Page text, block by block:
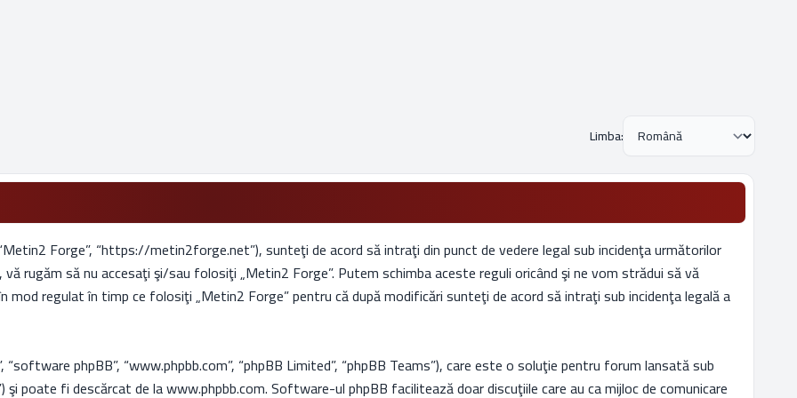
Limba:
Forge”, “https://metin2forge.net”), sunteţi de acord să intraţi din punct de vedere legal sub incidenţa următorilor
rugăm să nu accesaţi şi/sau folosiţi „Metin2 Forge”. Putem schimba aceste reguli oricând şi ne vom strădui să vă
regulat în timp ce folosiţi „Metin2 Forge” pentru că după modificări sunteţi de acord să intraţi sub incidenţa legală a
phpBB”, “www.phpbb.com”, “phpBB Limited”, “phpBB Teams”), care este o soluţie pentru forum lansată sub
şi poate fi descărcat de lawww.phpbb.com. Software-ul phpBB facilitează doar discuţiile care au ca mijloc de comunicare